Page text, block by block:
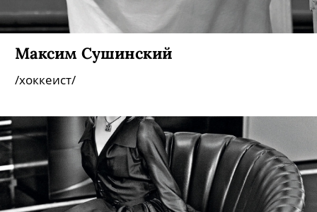
Максим Сушинский
/хоккеист/